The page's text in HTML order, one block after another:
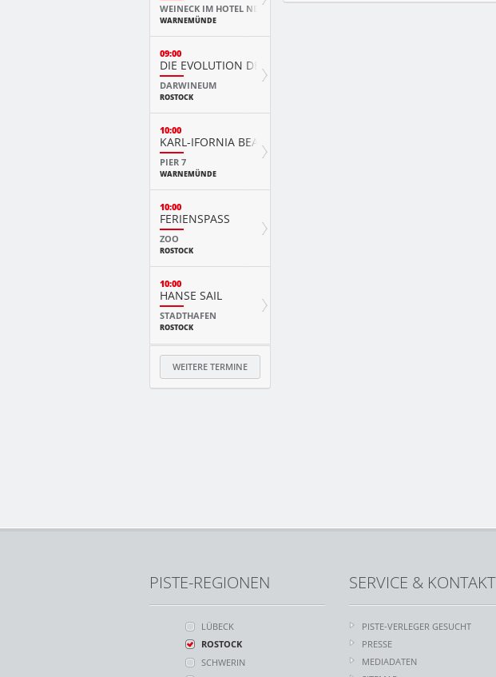
WEINECK IM HOTEL NEPTUN
WARNEMÜNDE
09:00
DIE EVOLUTION DER TIERE MIT PLAYMOBIL
DARWINEUM
ROSTOCK
10:00
KARL-IFORNIA BEACH SANDWELTEN
PIER 7
WARNEMÜNDE
10:00
FERIENSPASS
ZOO
ROSTOCK
10:00
HANSE SAIL
STADTHAFEN
ROSTOCK
WEITERE TERMINE
PISTE-REGIONEN
LÜBECK
ROSTOCK
SCHWERIN
SERVICE & KONTAKT
PISTE-VERLEGER GESUCHT
PRESSE
MEDIADATEN